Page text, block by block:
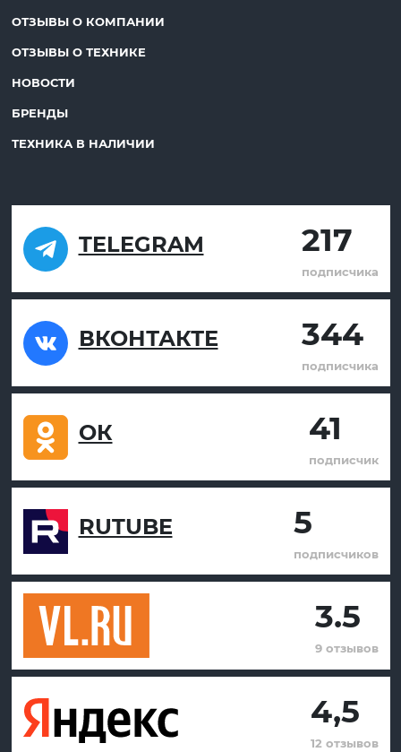
ОТЗЫВЫ О КОМПАНИИ
ОТЗЫВЫ О ТЕХНИКЕ
НОВОСТИ
БРЕНДЫ
ТЕХНИКА В НАЛИЧИИ
TELEGRAM 217
подписчика
ВКОНТАКТЕ 344
подписчика
ОК 41
подписчик
RUTUBE 5
подписчиков
3.5
9 отзывов
4,5
12 отзывов